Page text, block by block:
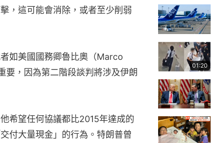
，這可能會消除，或者至少削弱
如美國國務卿魯比奧（Marco
要，因為第二階段談判將涉及伊朗
希望任何協議都比2015年達成的
付大量現金」的行為。特朗普曾
01:20